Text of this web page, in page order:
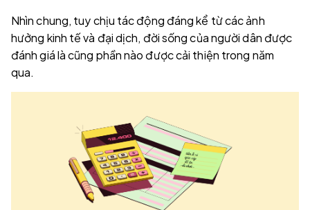
Nhìn chung, tuy chịu tác động đáng kể từ các ảnh
hưởng kinh tế và đại dịch, đời sống của người dân được
đánh giá là cũng phần nào được cải thiện trong năm
qua.